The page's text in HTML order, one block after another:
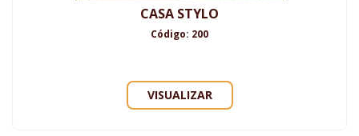
CASA STYLO
Código: 200
VISUALIZAR